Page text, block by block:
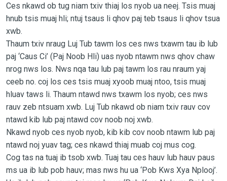
Ces nkawd ob tug niam txiv thiaj los nyob ua neej. Tsis muaj
hnub tsis muaj hli; ntuj tsaus li qhov paj teb tsaus li qhov tsua
xwb.
Thaum txiv nraug Luj Tub tawm los ces nws txawm tau ib lub
paj ‘Caus Ci’ (Paj Noob Hli) uas nyob ntawm nws qhov chaw
nrog nws los. Nws nqa tau lub paj tawm los rau nraum yaj
ceeb no. coj los ces tsis muaj xyoob muaj ntoo, tsis muaj
hluav taws li. Thaum ntawd nws txawm los nyob; ces nws
rauv zeb ntsuam xwb. Luj Tub nkawd ob niam txiv rauv cov
ntawd kib lub paj ntawd cov noob noj xwb.
Nkawd nyob ces nyob nyob, kib kib cov noob ntawm lub paj
ntawd noj yuav tag; ces nkawd thiaj muab coj mus cog.
Cog tas na tuaj ib tsob xwb. Tuaj tau ces hauv lub hauv paus
ms ua ib lub pob hauv; mas nws hu ua ‘Pob Kws Xya Nplooj’.